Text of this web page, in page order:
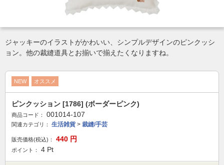
ジャッキーのイラストがかわいい、シンプルデザインのピンクッシ
ョン。他の裁縫道具とお揃いで揃えたくなりますね。
NEW オススメ
ピンクッション [1786] (ボーダーピンク)
商品コード： 001014-107
関連カテゴリ： 生活雑貨> 裁縫/手芸
販売価格(税込)： 440 円
ポイント： 4 Pt